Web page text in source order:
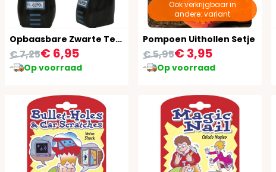
Opbaasbare Zwarte Telefoon 60cm
€ 6,95
€ 7,25
Op voorraad
Ook verkrijgbaar in
andere: variant
Pompoen Uithollen Setje
€ 3,95
€ 5,95
Op voorraad